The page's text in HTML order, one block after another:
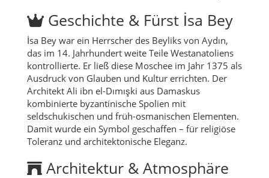
Geschichte & Fürst İsa Bey
İsa Bey war ein Herrscher des Beyliks von Aydın,
das im 14. Jahrhundert weite Teile Westanatoliens
kontrollierte. Er ließ diese Moschee im Jahr 1375 als
Ausdruck von Glauben und Kultur errichten. Der
Architekt Ali ibn el-Dımışki aus Damaskus
kombinierte byzantinische Spolien mit
seldschukischen und früh-osmanischen Elementen.
Damit wurde ein Symbol geschaffen – für religiöse
Toleranz und architektonische Eleganz.
Architektur & Atmosphäre